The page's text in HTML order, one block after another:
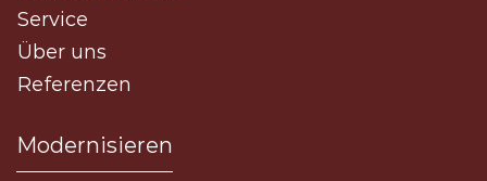
Service
Über uns
Referenzen
Modernisieren